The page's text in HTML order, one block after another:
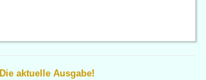
Die aktuelle Ausgabe!